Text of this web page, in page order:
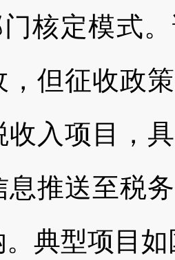
定模式。
，但征收政
收入项目，
息推送至税
。典型项目